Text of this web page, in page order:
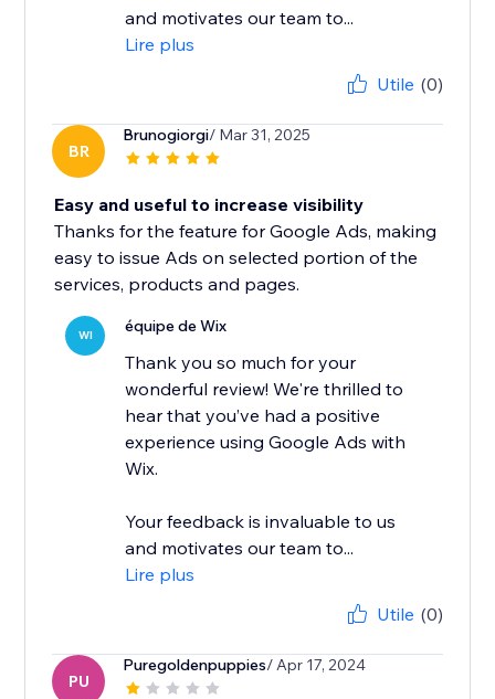
and motivates our team to...
Lire plus
Utile (0)
BR
Brunogiorgi/ Mar 31, 2025
Easy and useful to increase visibility
Thanks for the feature for Google Ads, making
easy to issue Ads on selected portion of the
services, products and pages.
WI équipe de Wix
Thank you so much for your
wonderful review! We're thrilled to
hear that you’ve had a positive
experience using Google Ads with
Wix.
Your feedback is invaluable to us
and motivates our team to...
Lire plus
Utile (0)
PU
Puregoldenpuppies/ Apr 17, 2024